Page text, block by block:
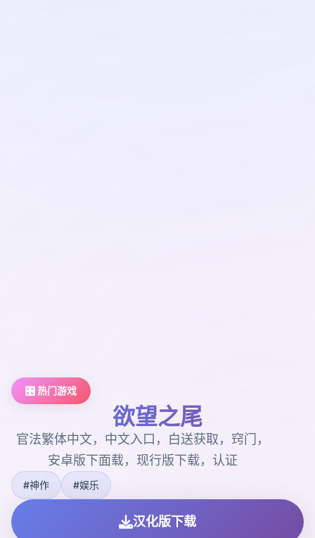
🎛️ 热门游戏
欲望之尾
官法繁体中文，中文入口，白送获取，窍门，
安卓版下面载，现行版下载，认证
#神作 #娱乐
汉化版下载